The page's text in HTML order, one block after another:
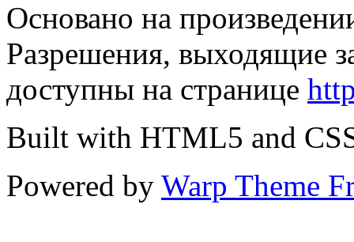
Основано на
Разрешения, выходящие
доступны на странице
Built with HTML5 and
Powered by Warp Theme